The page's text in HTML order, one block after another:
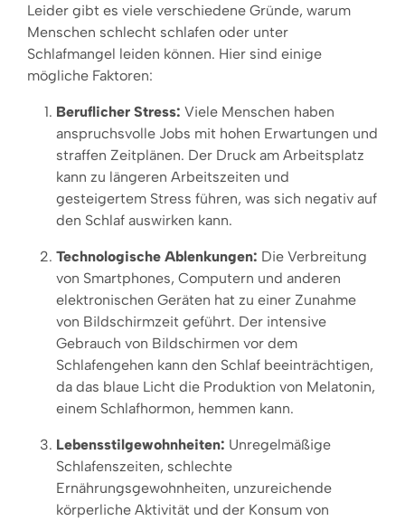
Leider gibt es viele verschiedene Gründe, warum
Menschen schlecht schlafen oder unter
Schlafmangel leiden können. Hier sind einige
mögliche Faktoren:
Beruflicher Stress: Viele Menschen haben
anspruchsvolle Jobs mit hohen Erwartungen und
straffen Zeitplänen. Der Druck am Arbeitsplatz
kann zu längeren Arbeitszeiten und
gesteigertem Stress führen, was sich negativ auf
den Schlaf auswirken kann.
Technologische Ablenkungen: Die Verbreitung
von Smartphones, Computern und anderen
elektronischen Geräten hat zu einer Zunahme
von Bildschirmzeit geführt. Der intensive
Gebrauch von Bildschirmen vor dem
Schlafengehen kann den Schlaf beeinträchtigen,
da das blaue Licht die Produktion von Melatonin,
einem Schlafhormon, hemmen kann.
Lebensstilgewohnheiten: Unregelmäßige
Schlafenszeiten, schlechte
Ernährungsgewohnheiten, unzureichende
körperliche Aktivität und der Konsum von